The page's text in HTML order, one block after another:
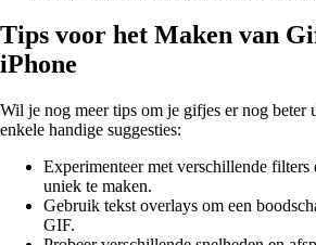
Tips voor het Maken van
iPhone
Wil je nog meer tips om je gifjes er nog beter
enkele handige suggesties:
Experimenteer met verschillende
uniek te maken.
Gebruik tekst overlays om een
GIF.